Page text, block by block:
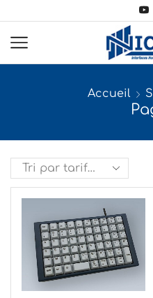
Accueil